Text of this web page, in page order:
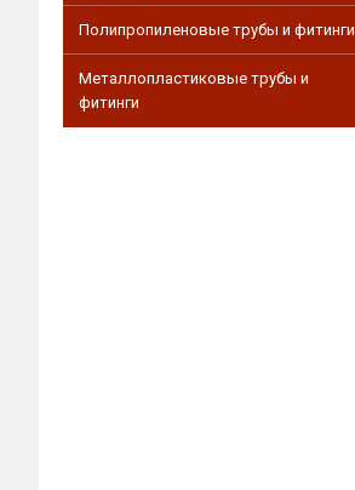
Полипропиленовые трубы и фитинги
Металлопластиковые трубы и
фитинги